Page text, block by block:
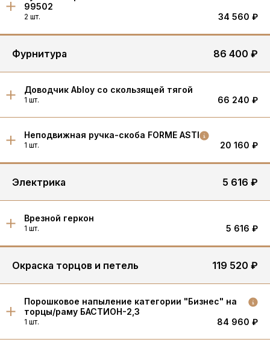
99502
2 шт. 34 560 ₽
Фурнитура 86 400 ₽
Доводчик Abloy со скользящей тягой
1 шт. 66 240 ₽
Неподвижная ручка-скоба FORME ASTI
1 шт. 20 160 ₽
Электрика 5 616 ₽
Врезной геркон
1 шт. 5 616 ₽
Окраска торцов и петель 119 520 ₽
Порошковое напыление категории "Бизнес" на
торцы/раму БАСТИОН-2,3
1 шт. 84 960 ₽